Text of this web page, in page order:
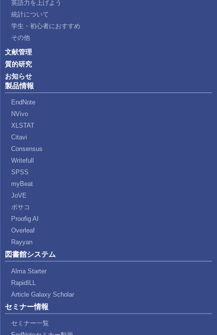
英語力を上げよう
統計について
学生・初心者におすすめ
その他
文献管理
質的研究
お知らせ
製品情報
EndNote
NVivo
XLSTAT
Citavi
Consensus
Writefull
SPSS
myBeat
JoVE
ポサコ
Proofig AI
Overleaf
Rayyan
図書館システム
Alma Starter
RapidILL
Article Galaxy Scholar
セミナー情報
セミナー一覧